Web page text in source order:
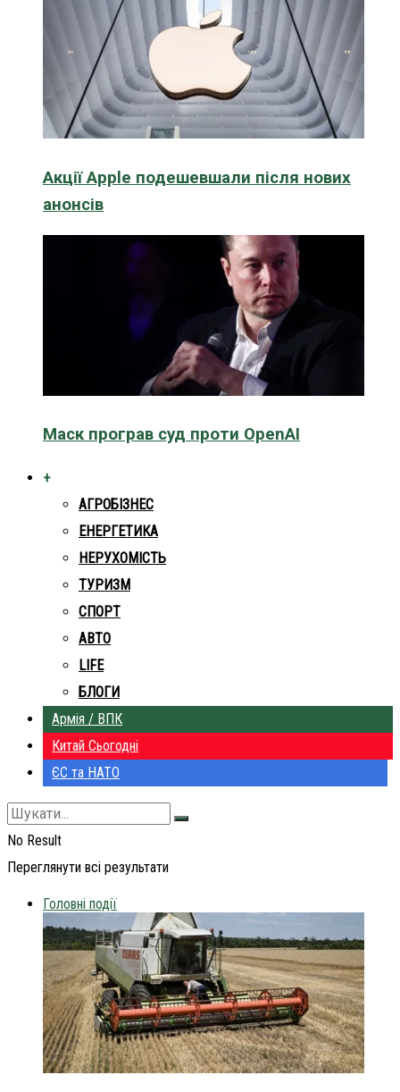
Акції Apple подешевшали після нових
анонсів
Маск програв суд проти OpenAI
+
АГРОБІЗНЕС
ЕНЕРГЕТИКА
НЕРУХОМІСТЬ
ТУРИЗМ
СПОРТ
АВТО
LIFE
БЛОГИ
Армія / ВПК
Китай Сьогодні
ЄС та НАТО
No Result
Переглянути всі результати
Головні події